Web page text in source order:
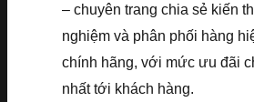
– chuyên trang chia sẻ kiến
nghiệm và phân phối hàng
chính hãng, với mức ưu đãi
nhất tới khách hàng.